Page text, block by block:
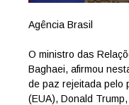
Agência Brasil
O ministro das
Baghaei, afirmou
de paz rejeitada pelo
(EUA), Donald